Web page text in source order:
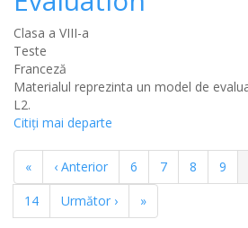
Clasa a VIII-a
Teste
Franceză
Materialul reprezinta un model de
L2.
Citiţi mai departe
Paginație
Prima
pagină
«
Pagina
anterioară
‹ Anterior Pagina
6 Pagina
7 Pagina
8 9
Pagina
14
Pagina
următoare
Următor ›
Ultima
pagină
»